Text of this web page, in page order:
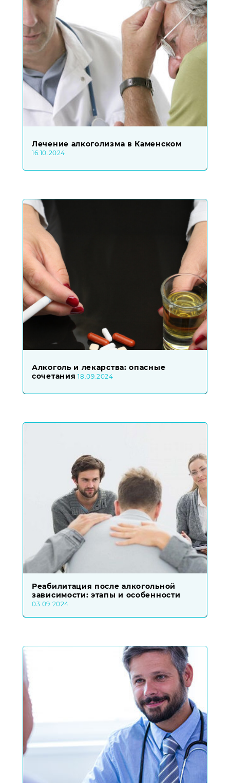
Лечение алкоголизма в Каменском
16.10.2024
Алкоголь и лекарства: опасные
сочетания 18.09.2024
Реабилитация после алкогольной
зависимости: этапы и особенности
03.09.2024